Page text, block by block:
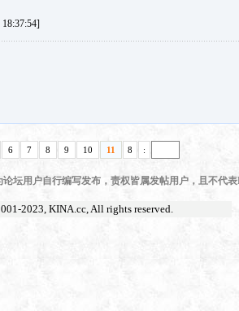
6 7 8 9 10 11 8 :
坛用户自行编写发布，责权皆属发帖用户，且不代
2023, KINA.cc, All rights reserved.